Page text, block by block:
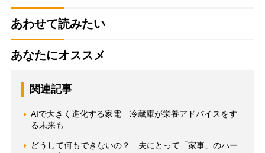
あわせて読みたい
あなたにオススメ
関連記事
AIで大きく進化する家電 冷蔵庫が栄養アドバイスをす
る未来も
どうして何もできないの？ 夫にとって「家事」のハー